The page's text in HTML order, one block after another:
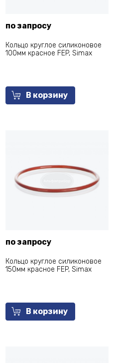
по запросу
Кольцо круглое силиконовое
100мм красное FEP, Simax
В корзину
по запросу
Кольцо круглое силиконовое
150мм красное FEP, Simax
В корзину